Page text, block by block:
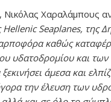
Νικόλας Χαραλάμπους
Seaplanes, της
καθώς
υδατοδρομίου και
άμεσα και
την έλευση των